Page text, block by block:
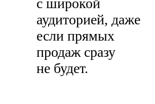
с широкой
аудиторией, даже
если прямых
продаж сразу
не будет.